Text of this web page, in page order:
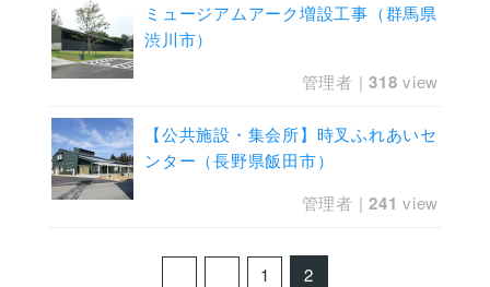
ミュージアムアーク増設工事（群馬県
渋川市）
管理者 | 318 view
【公共施設・集会所】時叉ふれあいセ
ンター（長野県飯田市）
管理者 | 241 view
1 2